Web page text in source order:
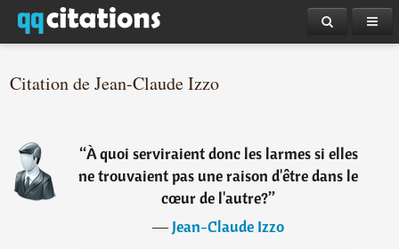
Citation de Jean-Claude Izzo
“À quoi serviraient donc les larmes si elles
ne trouvaient pas une raison d'être dans le
cœur de l'autre?”
―Jean-Claude Izzo